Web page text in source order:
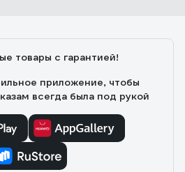
товары с гарантией!
приложение, чтобы
всегда была под рукой